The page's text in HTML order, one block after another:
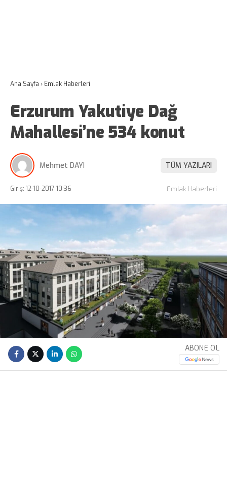
Ana Sayfa › Emlak Haberleri
Erzurum Yakutiye Dağ
Mahallesi’ne 534 konut
Mehmet DAYI TÜM YAZILARI
Giriş: 12-10-2017 10:36 Emlak Haberleri
ABONE OL